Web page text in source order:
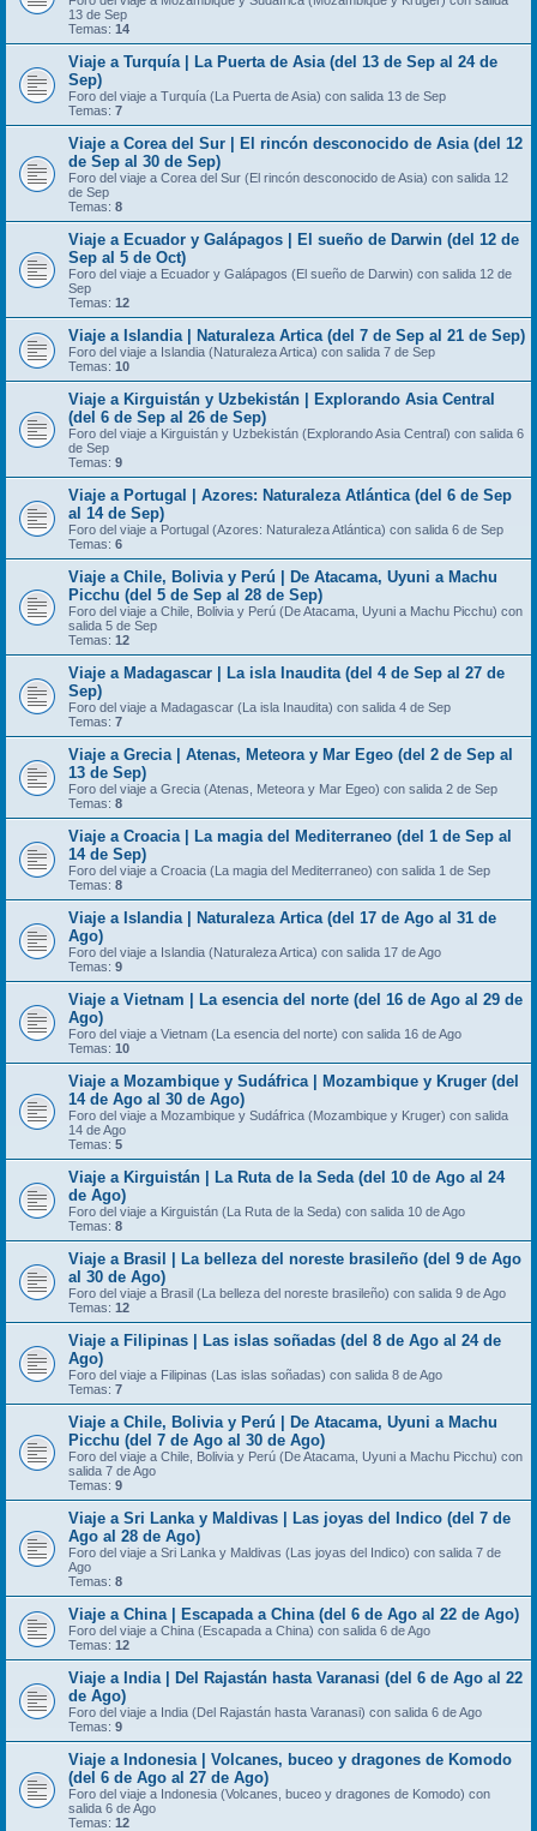
13 de Sep
Temas: 14
Viaje a Turquía | La Puerta de Asia (del 13 de Sep al 24 de
Sep)
Foro del viaje a Turquía (La Puerta de Asia) con salida 13 de Sep
Temas: 7
Viaje a Corea del Sur | El rincón desconocido de Asia (del 12
de Sep al 30 de Sep)
Foro del viaje a Corea del Sur (El rincón desconocido de Asia) con salida 12
de Sep
Temas: 8
Viaje a Ecuador y Galápagos | El sueño de Darwin (del 12 de
Sep al 5 de Oct)
Foro del viaje a Ecuador y Galápagos (El sueño de Darwin) con salida 12 de
Sep
Temas: 12
Viaje a Islandia | Naturaleza Artica (del 7 de Sep al 21 de Sep)
Foro del viaje a Islandia (Naturaleza Artica) con salida 7 de Sep
Temas: 10
Viaje a Kirguistán y Uzbekistán | Explorando Asia Central
(del 6 de Sep al 26 de Sep)
Foro del viaje a Kirguistán y Uzbekistán (Explorando Asia Central) con salida 6
de Sep
Temas: 9
Viaje a Portugal | Azores: Naturaleza Atlántica (del 6 de Sep
al 14 de Sep)
Foro del viaje a Portugal (Azores: Naturaleza Atlántica) con salida 6 de Sep
Temas: 6
Viaje a Chile, Bolivia y Perú | De Atacama, Uyuni a Machu
Picchu (del 5 de Sep al 28 de Sep)
Foro del viaje a Chile, Bolivia y Perú (De Atacama, Uyuni a Machu Picchu) con
salida 5 de Sep
Temas: 12
Viaje a Madagascar | La isla Inaudita (del 4 de Sep al 27 de
Sep)
Foro del viaje a Madagascar (La isla Inaudita) con salida 4 de Sep
Temas: 7
Viaje a Grecia | Atenas, Meteora y Mar Egeo (del 2 de Sep al
13 de Sep)
Foro del viaje a Grecia (Atenas, Meteora y Mar Egeo) con salida 2 de Sep
Temas: 8
Viaje a Croacia | La magia del Mediterraneo (del 1 de Sep al
14 de Sep)
Foro del viaje a Croacia (La magia del Mediterraneo) con salida 1 de Sep
Temas: 8
Viaje a Islandia | Naturaleza Artica (del 17 de Ago al 31 de
Ago)
Foro del viaje a Islandia (Naturaleza Artica) con salida 17 de Ago
Temas: 9
Viaje a Vietnam | La esencia del norte (del 16 de Ago al 29 de
Ago)
Foro del viaje a Vietnam (La esencia del norte) con salida 16 de Ago
Temas: 10
Viaje a Mozambique y Sudáfrica | Mozambique y Kruger (del
14 de Ago al 30 de Ago)
Foro del viaje a Mozambique y Sudáfrica (Mozambique y Kruger) con salida
14 de Ago
Temas: 5
Viaje a Kirguistán | La Ruta de la Seda (del 10 de Ago al 24
de Ago)
Foro del viaje a Kirguistán (La Ruta de la Seda) con salida 10 de Ago
Temas: 8
Viaje a Brasil | La belleza del noreste brasileño (del 9 de Ago
al 30 de Ago)
Foro del viaje a Brasil (La belleza del noreste brasileño) con salida 9 de Ago
Temas: 12
Viaje a Filipinas | Las islas soñadas (del 8 de Ago al 24 de
Ago)
Foro del viaje a Filipinas (Las islas soñadas) con salida 8 de Ago
Temas: 7
Viaje a Chile, Bolivia y Perú | De Atacama, Uyuni a Machu
Picchu (del 7 de Ago al 30 de Ago)
Foro del viaje a Chile, Bolivia y Perú (De Atacama, Uyuni a Machu Picchu) con
salida 7 de Ago
Temas: 9
Viaje a Sri Lanka y Maldivas | Las joyas del Indico (del 7 de
Ago al 28 de Ago)
Foro del viaje a Sri Lanka y Maldivas (Las joyas del Indico) con salida 7 de
Ago
Temas: 8
Viaje a China | Escapada a China (del 6 de Ago al 22 de Ago)
Foro del viaje a China (Escapada a China) con salida 6 de Ago
Temas: 12
Viaje a India | Del Rajastán hasta Varanasi (del 6 de Ago al 22
de Ago)
Foro del viaje a India (Del Rajastán hasta Varanasi) con salida 6 de Ago
Temas: 9
Viaje a Indonesia | Volcanes, buceo y dragones de Komodo
(del 6 de Ago al 27 de Ago)
Foro del viaje a Indonesia (Volcanes, buceo y dragones de Komodo) con
salida 6 de Ago
Temas: 12